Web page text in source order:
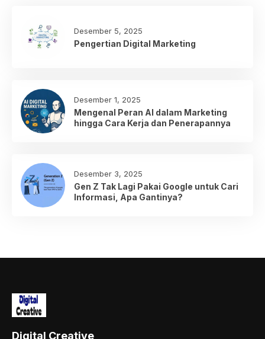
Desember 5, 2025
Pengertian Digital Marketing
Desember 1, 2025
Mengenal Peran AI dalam Marketing
hingga Cara Kerja dan Penerapannya
Desember 3, 2025
Gen Z Tak Lagi Pakai Google untuk Cari
Informasi, Apa Gantinya?
Digital Creative